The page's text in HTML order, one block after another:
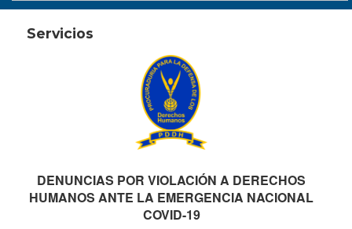
Servicios
DENUNCIAS POR VIOLACIÓN A DERECHOS
HUMANOS ANTE LA EMERGENCIA NACIONAL
COVID-19